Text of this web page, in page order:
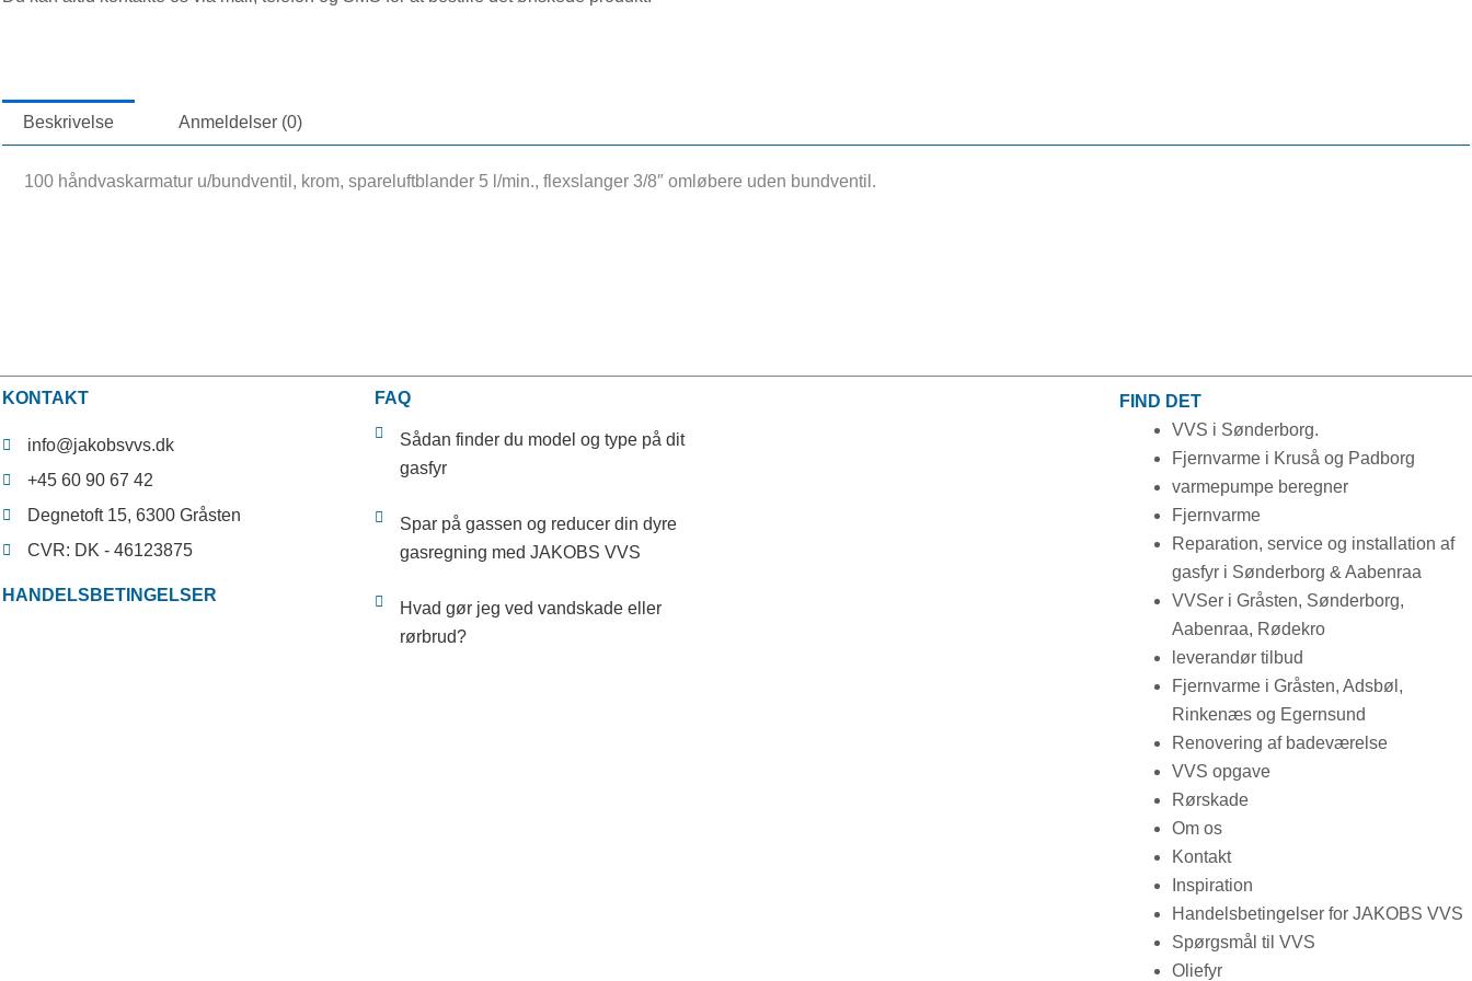
Beskrivelse Anmeldelser (0)
100 håndvaskarmatur u/bundventil, krom, spareluftblander 5 l/min., flexslanger 3/8″ omløbere uden bundventil.
KONTAKT
info@jakobsvvs.dk
+45 60 90 67 42
Degnetoft 15, 6300 Gråsten
CVR: DK - 46123875
HANDELSBETINGELSER
FAQ
Sådan finder du model og type på dit
gasfyr
Spar på gassen og reducer din dyre
gasregning med JAKOBS VVS
Hvad gør jeg ved vandskade eller
rørbrud?
FIND DET
VVS i Sønderborg.
Fjernvarme i Kruså og Padborg
varmepumpe beregner
Fjernvarme
Reparation, service og installation af
gasfyr i Sønderborg & Aabenraa
VVSer i Gråsten, Sønderborg,
Aabenraa, Rødekro
leverandør tilbud
Fjernvarme i Gråsten, Adsbøl,
Rinkenæs og Egernsund
Renovering af badeværelse
VVS opgave
Rørskade
Om os
Kontakt
Inspiration
Handelsbetingelser for JAKOBS VVS
Spørgsmål til VVS
Oliefyr